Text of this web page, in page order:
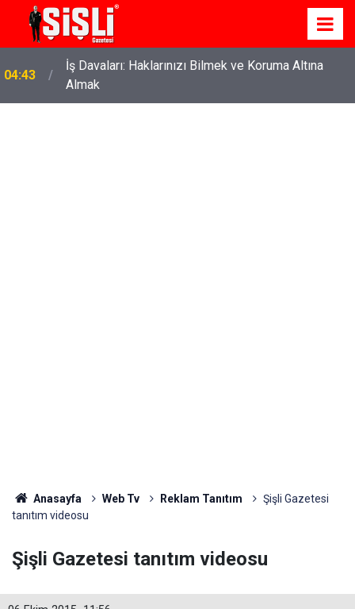
04:43
İş Davaları: Haklarınızı Bilmek ve Koruma Altına
Almak
Anasayfa Web Tv Reklam Tanıtım
Şişli Gazetesi
tanıtım videosu
Şişli Gazetesi tanıtım videosu